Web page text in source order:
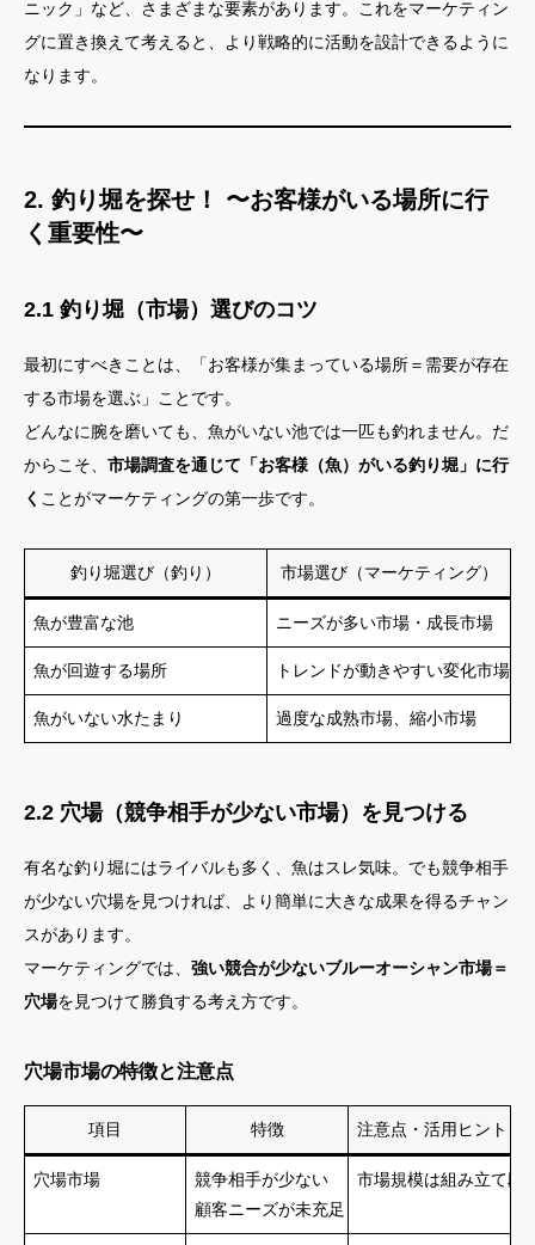
ニック」など、さまざまな要素があります。これをマーケティン
グに置き換えて考えると、より戦略的に活動を設計できるように
なります。
2. 釣り堀を探せ！ 〜お客様がいる場所に行
く重要性〜
2.1 釣り堀（市場）選びのコツ
最初にすべきことは、「お客様が集まっている場所＝需要が存在
する市場を選ぶ」ことです。
どんなに腕を磨いても、魚がいない池では一匹も釣れません。だ
からこそ、 市場調査を通じて「お客様（魚）がいる釣り堀」に行
く ことがマーケティングの第一歩です。
釣り堀選び（釣り） 市場選び（マーケティング）
魚が豊富な池 ニーズが多い市場・成長市場
魚が回遊する場所 トレンドが動きやすい変化市場
魚がいない水たまり 過度な成熟市場、縮小市場
2.2 穴場（競争相手が少ない市場）を見つける
有名な釣り堀にはライバルも多く、魚はスレ気味。でも競争相手
が少ない穴場を見つければ、より簡単に大きな成果を得るチャン
スがあります。
マーケティングでは、 強い競合が少ないブルーオーシャン市場＝
穴場を見つけて勝負する考え方です。
穴場市場の特徴と注意点
項目 特徴 注意点・活用ヒント
穴場市場
競争相手が少ない
顧客ニーズが未充足
市場規模は組み立て段